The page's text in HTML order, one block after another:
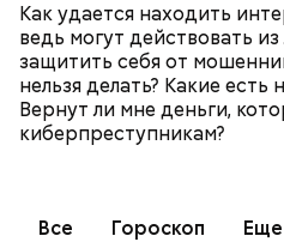
Как удается находить
ведь могут действовать
защитить себя от
нельзя делать? Какие
Вернут ли мне деньги,
киберпреступникам?
Все Гороскоп